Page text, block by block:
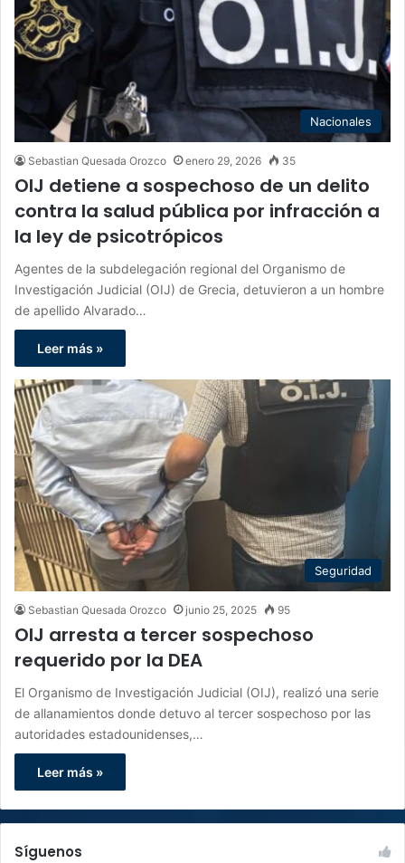
Nacionales
Sebastian Quesada Orozco enero 29, 2026 35
OIJ detiene a sospechoso de un delito
contra la salud pública por infracción a
la ley de psicotrópicos
Agentes de la subdelegación regional del Organismo de
Investigación Judicial (OIJ) de Grecia, detuvieron a un hombre
de apellido Alvarado…
Leer más »
Seguridad
Sebastian Quesada Orozco junio 25, 2025 95
OIJ arresta a tercer sospechoso
requerido por la DEA
El Organismo de Investigación Judicial (OIJ), realizó una serie
de allanamientos donde detuvo al tercer sospechoso por las
autoridades estadounidenses,…
Leer más »
Síguenos